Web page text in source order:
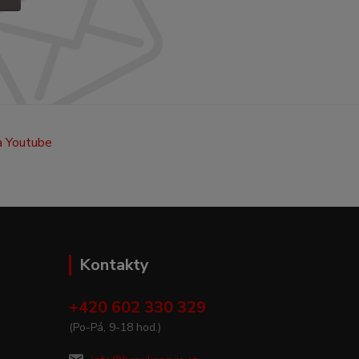
Kontakty
+420 602 330 329
(Po-Pá, 9-18 hod.)